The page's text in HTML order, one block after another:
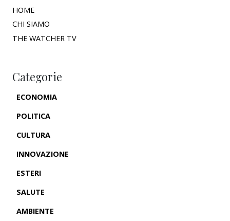
HOME
CHI SIAMO
THE WATCHER TV
Categorie
ECONOMIA
POLITICA
CULTURA
INNOVAZIONE
ESTERI
SALUTE
AMBIENTE